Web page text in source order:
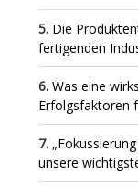
Die
fertigenden
Was eine
Erfolgsfaktoren
unsere